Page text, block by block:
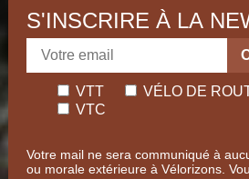
S'INSCRIRE À LA
VTT VÉLO DE
VTC
Votre mail ne sera communiqué à
ou morale extérieure à Vélorizons.